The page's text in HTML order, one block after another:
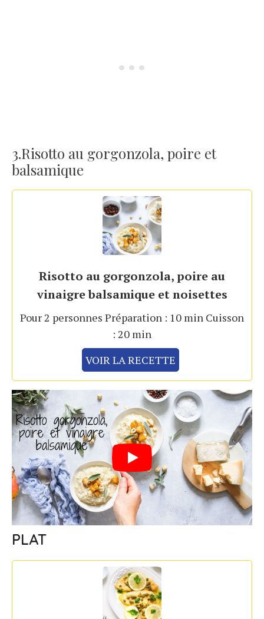
3.Risotto au gorgonzola, poire et
balsamique
Risotto au gorgonzola, poire au
vinaigre balsamique et noisettes
Pour 2 personnes Préparation : 10 min Cuisson
: 20 min
VOIR LA RECETTE
PLAT